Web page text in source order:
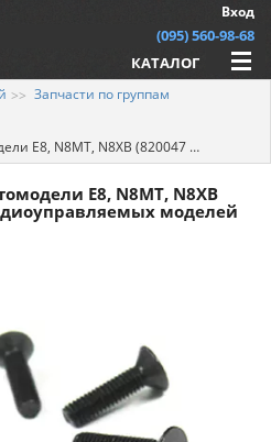
Вход
(095) 560-98-68
КАТАЛОГ
Запчасти по группам
запчасти для радиоуправляемых моделей Himoto)
E8, N8MT, N8XB
моделей